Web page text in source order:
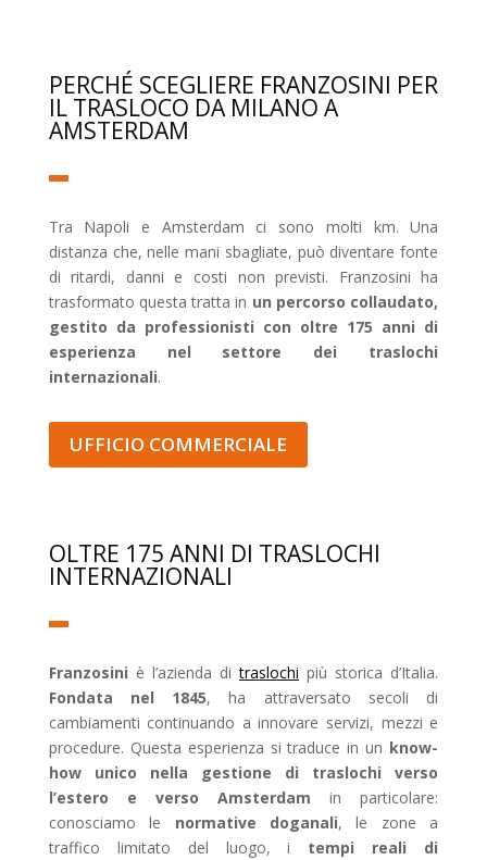
PERCHÉ SCEGLIERE FRANZOSINI PER
IL TRASLOCO DA MILANO A
AMSTERDAM
Tra Napoli e Amsterdam ci sono molti km. Una
distanza che, nelle mani sbagliate, può diventare fonte
di ritardi, danni e costi non previsti. Franzosini ha
trasformato questa tratta in un percorso collaudato,
gestito da professionisti con oltre 175 anni di
esperienza nel settore dei traslochi
internazionali.
UFFICIO COMMERCIALE
OLTRE 175 ANNI DI TRASLOCHI
INTERNAZIONALI
Franzosini è l’azienda ditraslochi più storica d’Italia.
Fondata nel 1845, ha attraversato secoli di
cambiamenti continuando a innovare servizi, mezzi e
procedure. Questa esperienza si traduce in un know-
how unico nella gestione di traslochi verso
l’estero e verso Amsterdam in particolare:
conosciamo le normative doganali, le zone a
traffico limitato del luogo, i tempi reali di